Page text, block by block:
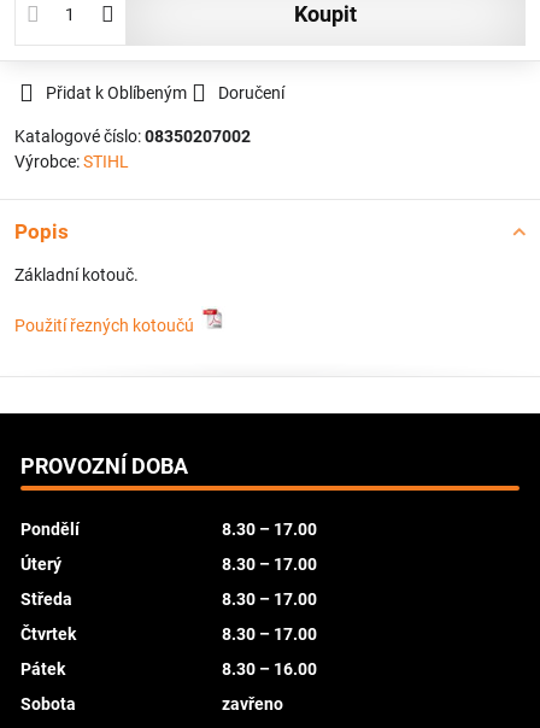
koupit
Přidat k Oblíbeným Doručení
Katalogové číslo:08350207002
Výrobce:STIHL
Popis
Základní kotouč.
Použití řezných kotoučú
PROVOZNÍ DOBA
Pondělí
8.30 – 17.00
Úterý
8.30 – 17.00
Středa
8.30 – 17.00
Čtvrtek
8.30 – 17.00
Pátek
8.30 – 16.00
Sobota
zavřeno